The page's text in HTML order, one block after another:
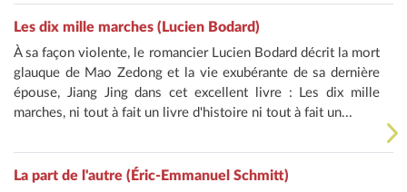
Les dix mille marches (Lucien Bodard)
À sa façon violente, le romancier Lucien Bodard décrit la mort
glauque de Mao Zedong et la vie exubérante de sa dernière
épouse, Jiang Jing dans cet excellent livre : Les dix mille
marches, ni tout à fait un livre d'histoire ni tout à fait un...
La part de l'autre (Éric-Emmanuel Schmitt)